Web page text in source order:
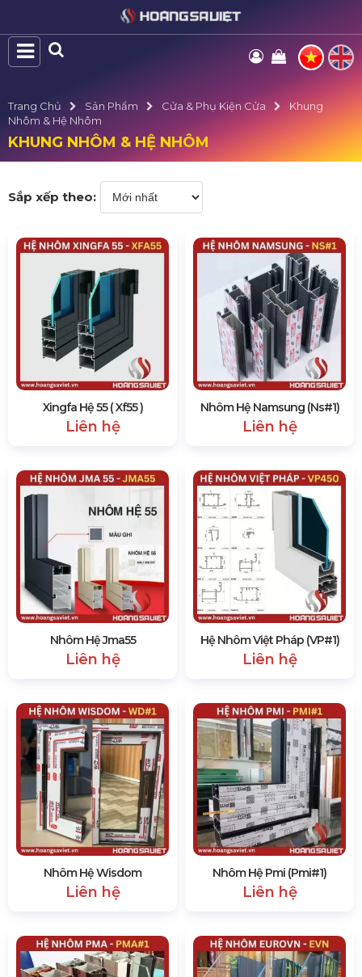
Trang Chủ Sản Phẩm Cửa & Phụ Kiện Cửa
Khung
Nhôm & Hệ Nhôm
KHUNG NHÔM & HỆ NHÔM
Sắp xếp theo:
Xingfa Hệ 55 ( Xf55 )
Liên hệ
Nhôm Hệ Namsung (Ns#1)
Liên hệ
Nhôm Hệ Jma55
Liên hệ
Hệ Nhôm Việt Pháp (VP#1)
Liên hệ
Nhôm Hệ Wisdom
Liên hệ
Nhôm Hệ Pmi (Pmi#1)
Liên hệ